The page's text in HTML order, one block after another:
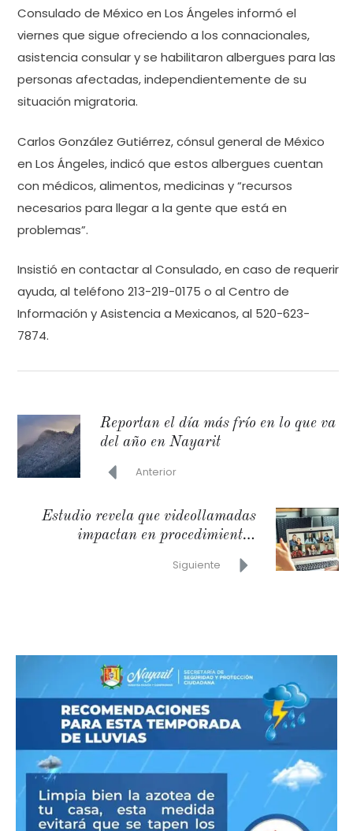
Consulado de México en Los Ángeles informó el
viernes que sigue ofreciendo a los connacionales,
asistencia consular y se habilitaron albergues para las
personas afectadas, independientemente de su
situación migratoria.
Carlos González Gutiérrez, cónsul general de México
en Los Ángeles, indicó que estos albergues cuentan
con médicos, alimentos, medicinas y “recursos
necesarios para llegar a la gente que está en
problemas”.
Insistió en contactar al Consulado, en caso de requerir
ayuda, al teléfono 213-219-0175 o al Centro de
Información y Asistencia a Mexicanos, al 520-623-
7874.
Reportan el día más frío en lo que va
del año en Nayarit
Anterior
Estudio revela que videollamadas
impactan en procedimientos
cosméticos
Siguiente